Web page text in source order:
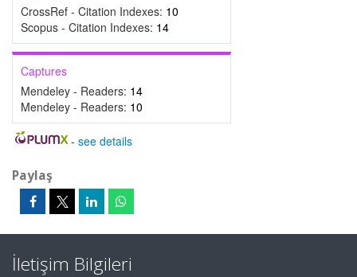
CrossRef - Citation Indexes: 10
Scopus - Citation Indexes: 14
Captures
Mendeley - Readers: 14
Mendeley - Readers: 10
- see details
Paylaş
İletişim Bilgileri